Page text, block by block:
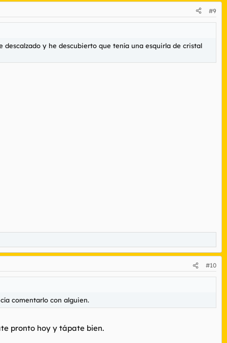
#9
y he descubierto que tenía una esquirla de cristal
#10
comentarlo con alguien.
pronto hoy y tápate bien.